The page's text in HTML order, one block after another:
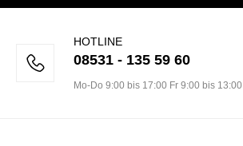
HOTLINE
08531 - 135 59 60
Mo-Do 9:00 bis 17:00 Fr 9:00 bis 13:00